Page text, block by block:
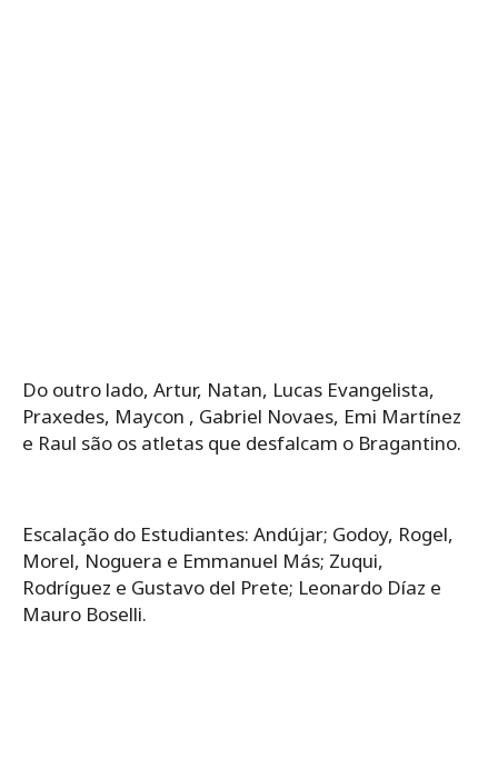
Do outro lado, Artur, Natan, Lucas Evangelista,
Praxedes, Maycon , Gabriel Novaes, Emi Martínez
e Raul são os atletas que desfalcam o Bragantino.
Escalação do Estudiantes:​ Andújar; Godoy, Rogel,
Morel, Noguera e Emmanuel Más; Zuqui,
Rodríguez e Gustavo del Prete; Leonardo Díaz e
Mauro Boselli.